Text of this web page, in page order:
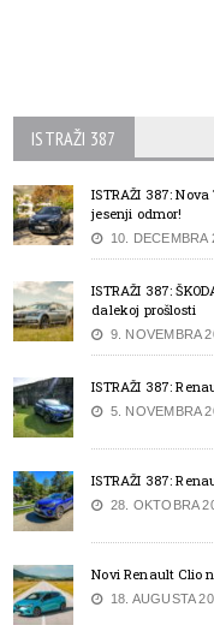
ISTRAŽI 387
ISTRAŽI 387:
jesenji odmor!
10. DECEMBRA
ISTRAŽI 387:
dalekoj prošlosti
9. NOVEMBRA
ISTRAŽI 387:
5. NOVEMBRA
ISTRAŽI 387:
28. OKTOBRA
Novi Renault Clio
18. AUGUSTA